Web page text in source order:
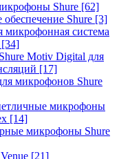
Shure [62]
Shure [3]
микрофонная система
[34]
Motiv Digital для
[17]
микрофонов Shure
микрофоны
[14]
микрофоны Shure
[21]